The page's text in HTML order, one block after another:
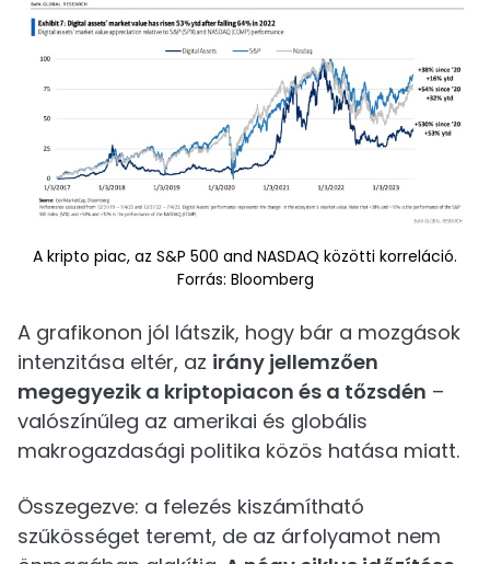
A kripto piac, az S&P 500 and NASDAQ közötti korreláció.
Forrás: Bloomberg
A grafikonon jól látszik, hogy bár a mozgások
intenzitása eltér, az irány jellemzően
megegyezik a kriptopiacon és a tőzsdén –
valószínűleg az amerikai és globális
makrogazdasági politika közös hatása miatt.
Összegezve: a felezés kiszámítható
szűkösséget teremt, de az árfolyamot nem